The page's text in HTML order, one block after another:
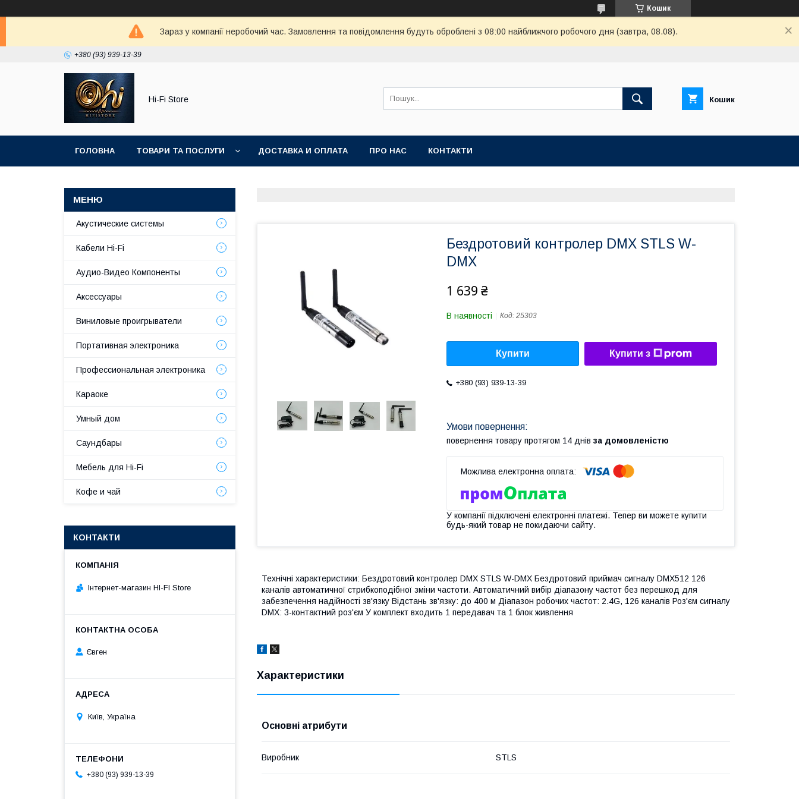
Кошик
Зараз у компанії неробочий час. Замовлення та повідомлення будуть оброблені з 08:00 найближчого робочого дня (завтра, 08.08).
+380 (93) 939-13-39
Hi-Fi Store Кошик
ГОЛОВНА ТОВАРИ ТА ПОСЛУГИ ДОСТАВКА И ОПЛАТА ПРО НАС КОНТАКТИ
Бездротовий контролер DMX STLS W-
DMX
1 639 ₴
В наявності Код: 25303
Купити Купити з
+380 (93) 939-13-39
повернення товару протягом 14 днів за домовленістю
У компанії підключені електронні платежі. Тепер ви можете купити
будь-який товар не покидаючи сайту.
Технічні характеристики: Бездротовий контролер DMX STLS W-DMX Бездротовий приймач сигналу DMX512 126
каналів автоматичної стрибкоподібної зміни частоти. Автоматичний вибір діапазону частот без перешкод для
забезпечення надійності зв'язку Відстань зв'язку: до 400 м Діапазон робочих частот: 2.4G, 126 каналів Роз'єм сигналу
DMX: 3-контактний роз'єм У комплект входить 1 передавач та 1 блок живлення
Характеристики
Основні атрибути
Виробник STLS
Акустические системы
Кабели Hi-Fi
Аудио-Видео Компоненты
Аксессуары
Виниловые проигрыватели
Портативная электроника
Профессиональная электроника
Караоке
Умный дом
Саундбары
Мебель для Hi-Fi
Кофе и чай
КОНТАКТИ
Інтернет-магазин HI-FI Store
Євген
Київ, Україна
+380 (93) 939-13-39